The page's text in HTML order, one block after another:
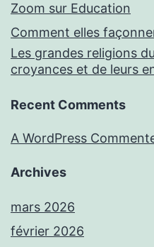
Zoom sur Education
Comment elles
Les grandes religions
croyances et de leurs
Recent Comments
A WordPress
Archives
mars 2026
février 2026